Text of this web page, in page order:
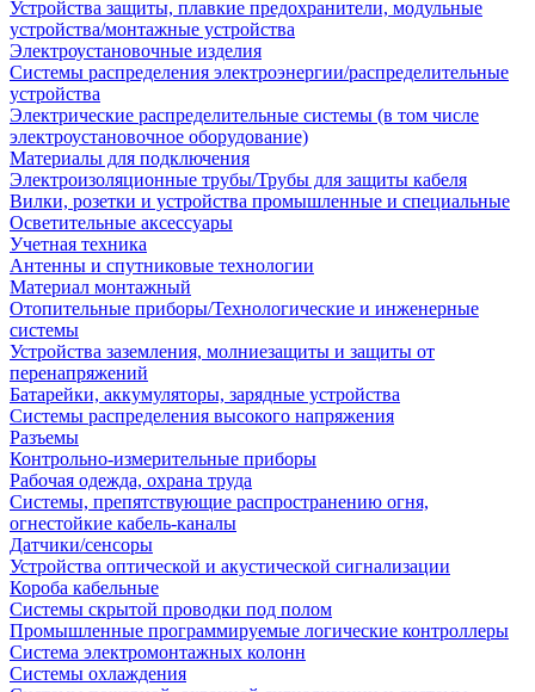
Устройства защиты, плавкие предохранители, модульные
устройства/монтажные устройства
Электроустановочные изделия
Системы распределения электроэнергии/распределительные
устройства
Электрические распределительные системы (в том числе
электроустановочное оборудование)
Материалы для подключения
Электроизоляционные трубы/Трубы для защиты кабеля
Вилки, розетки и устройства промышленные и специальные
Осветительные аксессуары
Учетная техника
Антенны и спутниковые технологии
Материал монтажный
Отопительные приборы/Технологические и инженерные
системы
Устройства заземления, молниезащиты и защиты от
перенапряжений
Батарейки, аккумуляторы, зарядные устройства
Системы распределения высокого напряжения
Разъемы
Контрольно-измерительные приборы
Рабочая одежда, охрана труда
Системы, препятствующие распространению огня,
огнестойкие кабель-каналы
Датчики/сенсоры
Устройства оптической и акустической сигнализации
Короба кабельные
Системы скрытой проводки под полом
Промышленные программируемые логические контроллеры
Система электромонтажных колонн
Системы охлаждения